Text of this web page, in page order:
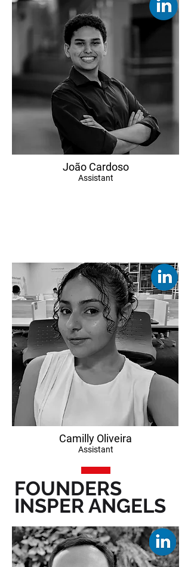
João Cardoso
Assistant
Camilly Oliveira
Assistant
FOUNDERS
INSPER ANGELS